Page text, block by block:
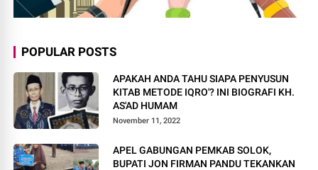
POPULAR POSTS
APAKAH ANDA TAHU SIAPA PENYUSUN
KITAB METODE IQRO'? INI BIOGRAFI KH.
AS'AD HUMAM
November 11, 2022
APEL GABUNGAN PEMKAB SOLOK,
BUPATI JON FIRMAN PANDU TEKANKAN